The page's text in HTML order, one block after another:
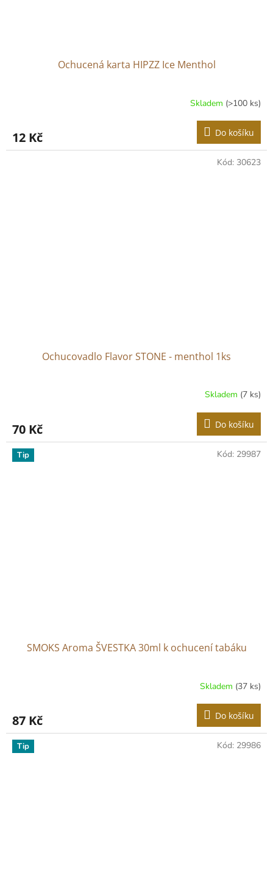
Ochucená karta HIPZZ Ice Menthol
Skladem (>100 ks)
12 Kč Do košíku
Ochucovadlo Flavor STONE - menthol 1ks
Skladem (7 ks)
70 Kč Do košíku
Kód: 30623
Tip
SMOKS Aroma ŠVESTKA 30ml k ochucení tabáku
Skladem (37 ks)
87 Kč Do košíku
Kód: 29987
Tip Kód: 29986